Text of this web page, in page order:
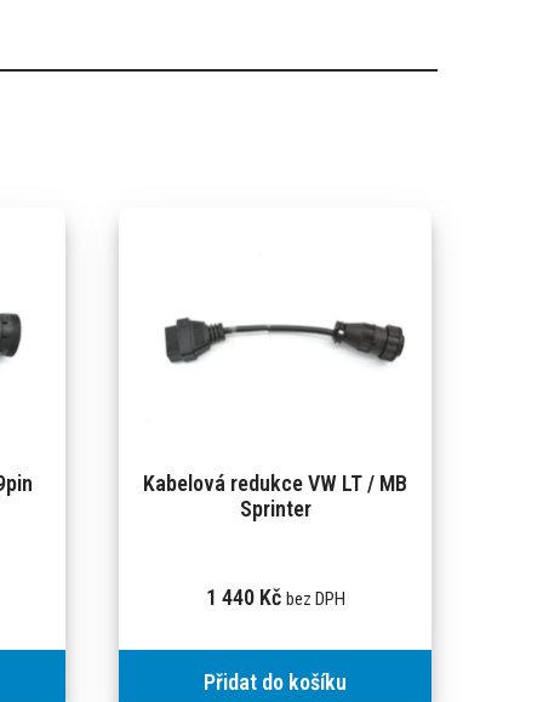
Kabelová redukce VW LT / MB
Sprinter
1 440 Kč bez DPH
Přidat do košíku